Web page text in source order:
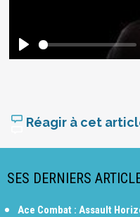
Réagir à cet
SES DERNIERS
Ace Combat : Assault